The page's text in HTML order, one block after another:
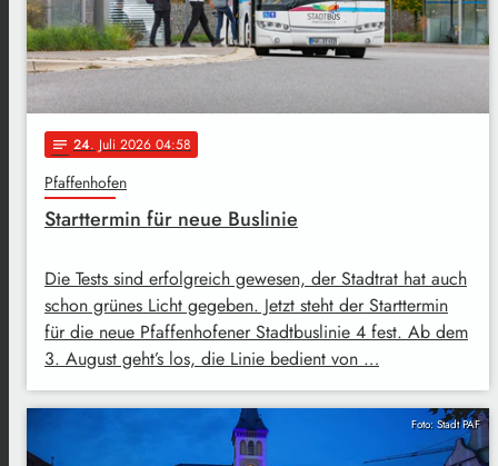
notes 24. Juli 2026 04:58
Pfaffenhofen
Starttermin für neue Buslinie
Die Tests sind erfolgreich gewesen, der Stadtrat hat auch
schon grünes Licht gegeben. Jetzt steht der Starttermin
für die neue Pfaffenhofener Stadtbuslinie 4 fest. Ab dem
3. August geht’s los, die Linie bedient von …
Foto: Stadt PAF